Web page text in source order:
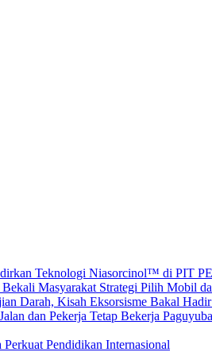
Teknologi Niasorcinol™ di PIT
Masyarakat Strategi Pilih Mobil
Darah, Kisah Eksorsisme Bakal
Pendidikan Internasional